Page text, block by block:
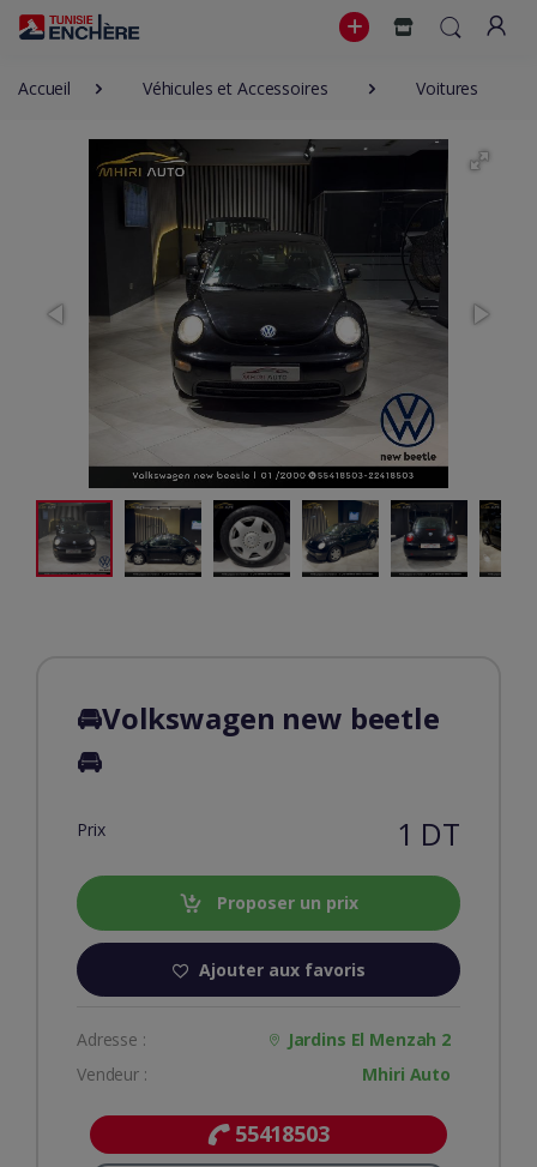
Accueil Véhicules et Accessoires Voitures
🚘Volkswagen new beetle
🚘
Prix 1 DT
Proposer un prix
Ajouter aux favoris
Adresse :
Jardins El Menzah 2
Vendeur :
Mhiri Auto
55418503